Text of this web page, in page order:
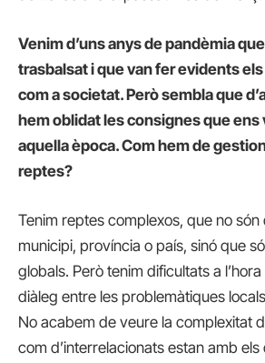
Venim d’uns anys de pandèmia
trasbalsat i que van fer evidents
com a societat. Però sembla que
hem oblidat les consignes que ens
aquella època. Com hem de
reptes?
Tenim reptes complexos, que no són
municipi, província o país, sinó que
globals. Però tenim dificultats a
diàleg entre les problemàtiques locals
No acabem de veure la complexitat
com d’interrelacionats estan amb